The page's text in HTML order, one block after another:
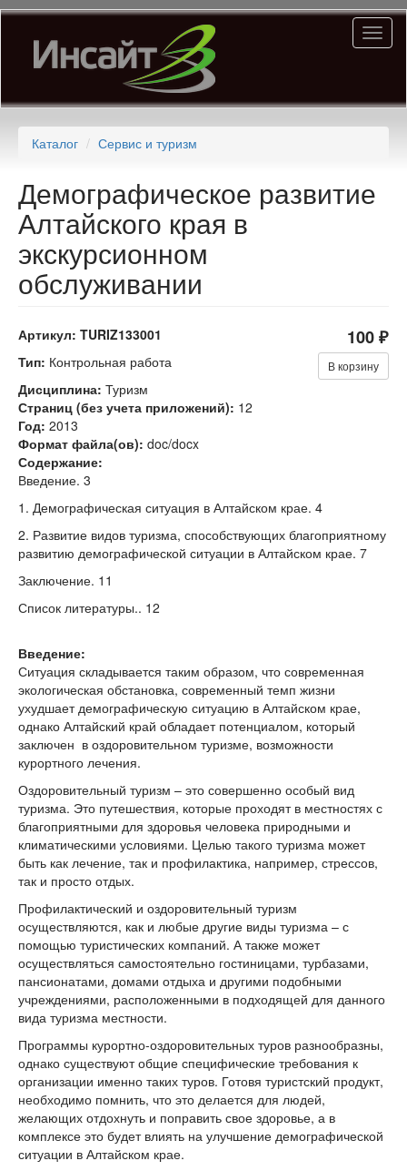
Перейти
основному
содержанию
Каталог Сервис и туризм
Демографическое развитие
Алтайского края в
экскурсионном
обслуживании
Артикул: TURIZ133001 100 ₽
В корзину
Тип: Контрольная работа
Дисциплина: Туризм
Страниц (без учета приложений): 12
Год: 2013
Формат файла(ов): doc/docx
Содержание:
Введение. 3
1. Демографическая ситуация в Алтайском крае. 4
2. Развитие видов туризма, способствующих благоприятному
развитию демографической ситуации в Алтайском крае. 7
Заключение. 11
Список литературы.. 12
Введение:
Ситуация складывается таким образом, что современная
экологическая обстановка, современный темп жизни
ухудшает демографическую ситуацию в Алтайском крае,
однако Алтайский край обладает потенциалом, который
заключен в оздоровительном туризме, возможности
курортного лечения.
Оздоровительный туризм – это совершенно особый вид
туризма. Это путешествия, которые проходят в местностях с
благоприятными для здоровья человека природными и
климатическими условиями. Целью такого туризма может
быть как лечение, так и профилактика, например, стрессов,
так и просто отдых.
Профилактический и оздоровительный туризм
осуществляются, как и любые другие виды туризма – с
помощью туристических компаний. А также может
осуществляться самостоятельно гостиницами, турбазами,
пансионатами, домами отдыха и другими подобными
учреждениями, расположенными в подходящей для данного
вида туризма местности.
Программы курортно-оздоровительных туров разнообразны,
однако существуют общие специфические требования к
организации именно таких туров. Готовя туристский продукт,
необходимо помнить, что это делается для людей,
желающих отдохнуть и поправить свое здоровье, а в
комплексе это будет влиять на улучшение демографической
ситуации в Алтайском крае.